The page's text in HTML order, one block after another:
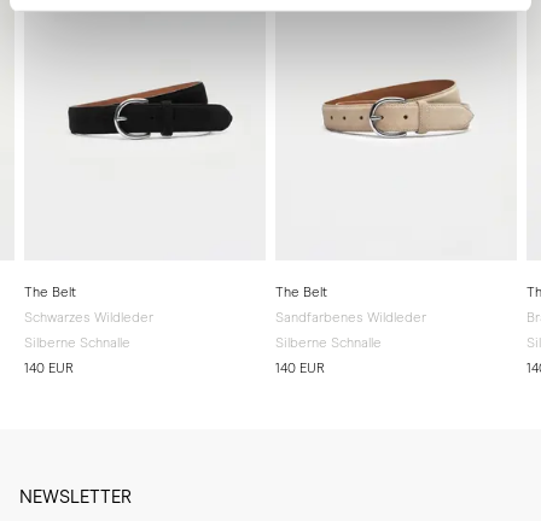
The Belt
Schwarzes Wildleder
Silberne Schnalle
140 EUR
The Belt
Sandfarbenes Wildleder
Silberne Schnalle
140 EUR
NEWSLETTER